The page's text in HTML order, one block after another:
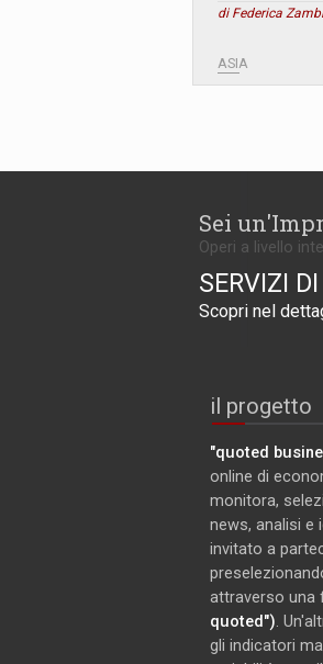
di Federica
ASIA
Sei
Operi a livello
SERVIZI
Scopri nel
il progetto
"quoted
online di
monitora,
news, analisi e
invitato a
attraverso una
quoted").
gli indicatori